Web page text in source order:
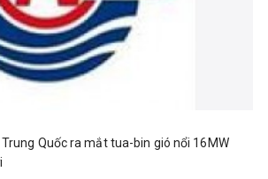
Quốc ra mắt tua-bin gió nổi 16MW